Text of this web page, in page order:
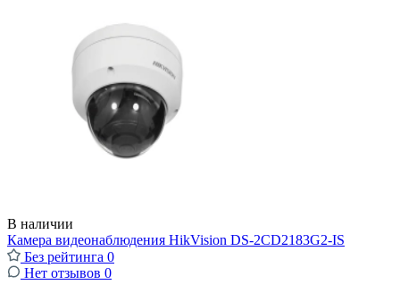
В наличии
Камера видеонаблюдения HikVision DS-2CD2183G2-IS
Без рейтинга 0
Нет отзывов 0